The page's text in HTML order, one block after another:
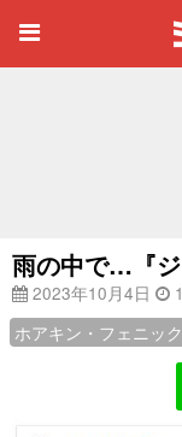
雨の中で…『
2023年10月4日
ホアキン・フェニッ